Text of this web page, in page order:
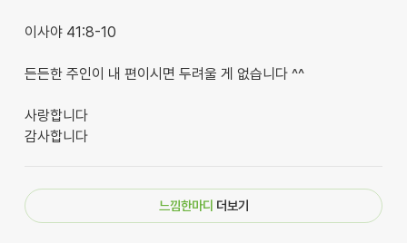
이사야 41:8-10
든든한 주인이 내 편이시면 두려울 게 없습니다 ^^
사랑합니다
감사합니다
느낌한마디 더보기